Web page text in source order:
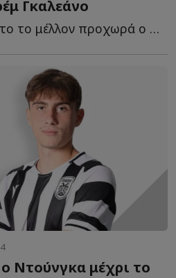
Γκαλεάνο
Σε μια κίνηση με φόντο το μέλλον προχωρά ο ΠΑΟΚ, καθώς β...
Ντούνγκα μέχρι το